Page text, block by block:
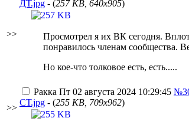
>>
ДТ.jpg - (257 KB, 640x905)
Просмотрел я их ВК сегодня.
понравилось членам сообщества.
Но кое-что толковое есть, есть.....
>>
Ракка Пт 02 августа 2024 10:29:45
СТ.jpg - (255 KB, 709x962)